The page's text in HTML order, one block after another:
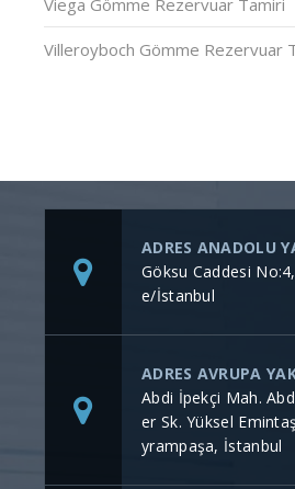
Villeroyboch Gömme Rezervuar
ADRES ANADOLU
Göksu Caddesi
e/İstanbul
ADRES AVRUPA
Abdi İpekçi Mah.
er Sk. Yüksel
yrampaşa, İstanbul